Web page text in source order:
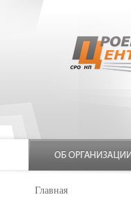
Главная